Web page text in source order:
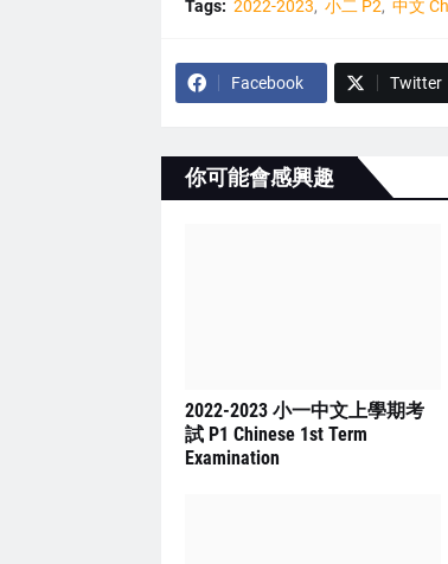
Tags: 2022-2023 小二 P2 中文
Facebook Twitter
你可能會感興趣
2022-2023 小一中文上學期考
試 P1 Chinese 1st Term
Examination